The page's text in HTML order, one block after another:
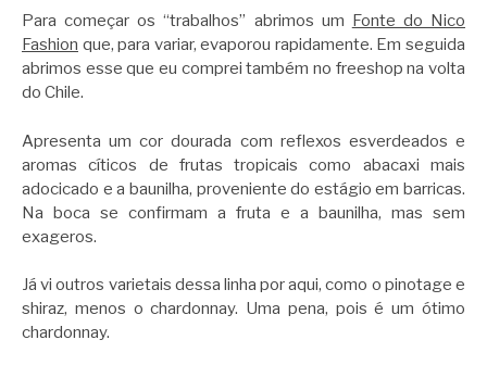
Para começar os “trabalhos” abrimos um Fonte do Nico
Fashion que, para variar, evaporou rapidamente. Em seguida
abrimos esse que eu comprei também no freeshop na volta
do Chile.
Apresenta um cor dourada com reflexos esverdeados e
aromas cíticos de frutas tropicais como abacaxi mais
adocicado e a baunilha, proveniente do estágio em barricas.
Na boca se confirmam a fruta e a baunilha, mas sem
exageros.
Já vi outros varietais dessa linha por aqui, como o pinotage e
shiraz, menos o chardonnay. Uma pena, pois é um ótimo
chardonnay.